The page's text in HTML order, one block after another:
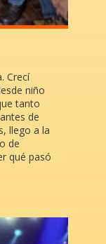
Crecí
niño
tanto
de
llego a la
de
qué pasó